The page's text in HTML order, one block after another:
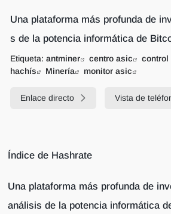
Una plataforma más profunda de
s de la potencia informática de
Etiqueta: antminer centro asic control
hachís
Minería monitor asic
Enlace directo Vista de
Índice de Hashrate
Una plataforma más profunda de
análisis de la potencia informática